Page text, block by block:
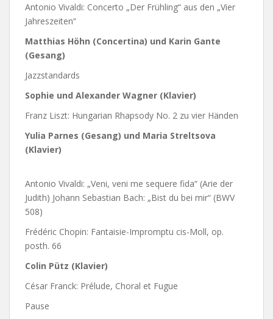
Antonio Vivaldi: Concerto „Der Frühling“ aus den „Vier
Jahreszeiten“
Matthias Höhn (Concertina) und Karin Gante
(Gesang)
Jazzstandards
Sophie und Alexander Wagner (Klavier)
Franz Liszt: Hungarian Rhapsody No. 2 zu vier Händen
Yulia Parnes (Gesang) und Maria Streltsova
(Klavier)
Antonio Vivaldi: „Veni, veni me sequere fida“ (Arie der
Judith) Johann Sebastian Bach: „Bist du bei mir“ (BWV
508)
Frédéric Chopin: Fantaisie-Impromptu cis-Moll, op.
posth. 66
Colin Pütz (Klavier)
César Franck: Prélude, Choral et Fugue
Pause